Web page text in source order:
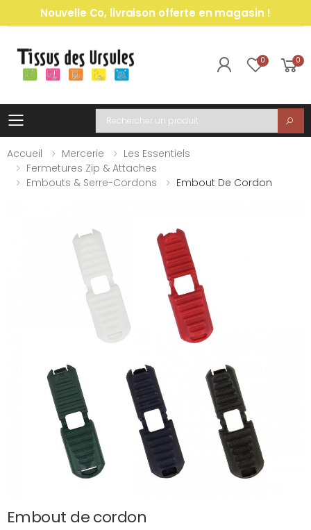
Nouvelle Co, livraison offerte en magasin !
0 0
Toggle mobile menu
Recherche
Accueil
Mercerie
Les Essentiels
Fermetures Zip & Attaches
Embouts & Serre-Cordons
Embout De Cordon
Embout de cordon